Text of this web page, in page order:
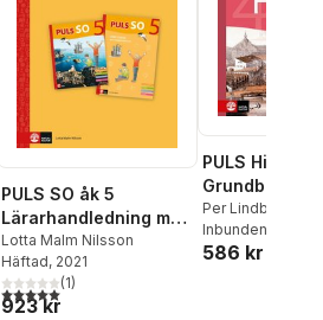
PULS SO åk 5
Lärarhandledning med
lärarwebb
Lotta Malm Nilsson
Häftad, 2021
5,0utav 5 stjärnor. Totalt antal röster:
(1)
923 kr
PULS
Grundbok,
upplagan
Per Lindberg
Anders Lundin
Götlind
Inbunden
586 kr